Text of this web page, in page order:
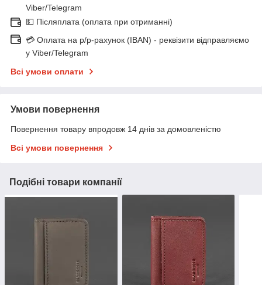
Viber/Telegram
💵 Післяплата (оплата при отриманні)
💳 Оплата на р/р-рахунок (IBAN) - реквізити відправляємо
у Viber/Telegram
Всі умови оплати
Умови повернення
Повернення товару впродовж 14 днів за домовленістю
Всі умови повернення
Подібні товари компанії